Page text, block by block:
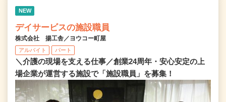
NEW
デイサービスの施設職員
株式会社 揚工舎／ヨウコー町屋
アルバイト パート
＼介護の現場を支える仕事／創業24周年・安心安定の上
場企業が運営する施設で「施設職員」を募集！